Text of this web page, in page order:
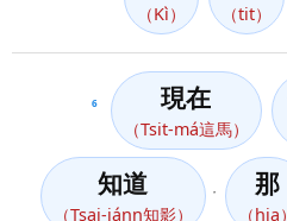
（Kì） （tit）
6 現在
（Tsit-má這馬）
知道
（Tsai-iánn知影）
那
（hia）